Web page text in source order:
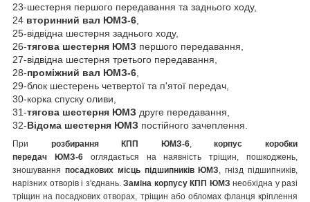
23-шестерня першого передавання та заднього ходу,
24 вторинний вал ЮМЗ-6
25-відвідна шестерня заднього ходу,
26-тягова шестерня ЮМЗ першого передавання,
27-відвідна шестерня третього передавання,
28-проміжний вал ЮМЗ-6
29-блок шестерень четвертої та п'ятої передач,
30-корка спуску оливи,
31-тягова шестерня ЮМЗ друге передавання,
32-Відома шестерня ЮМЗ постійного зачеплення.
При розбирання КПП ЮМЗ-6,корпус коробки
передач ЮМЗ-6оглядається на наявність тріщин, пошкоджень,
зношування посадкових місць підшипниківЮМЗ , гнізд підшипників,
нарізних отворів і з'єднань. Заміна корпусу КПП ЮМЗ необхідна у разі
тріщин на посадкових отворах, тріщин або обломах фланця кріплення